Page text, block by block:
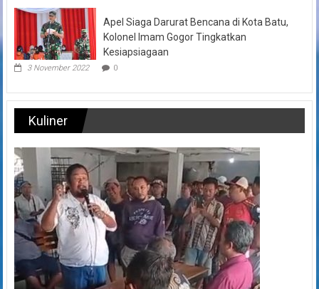
Apel Siaga Darurat Bencana di Kota Batu,
Kolonel Imam Gogor Tingkatkan
Kesiapsiagaan
3 November 2022 0
Kuliner